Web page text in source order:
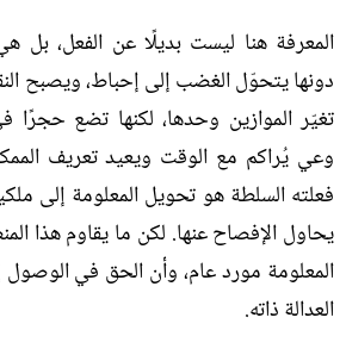
المعرفة هنا ليست بديلًا عن الفعل،
دونها يتحوّل الغضب إلى إحباط، ويصبح
تغيّر الموازين وحدها، لكنها تضع
وعي يُراكم مع الوقت ويعيد تعريف
فعلته السلطة هو تحويل المعلومة إلى
يحاول الإفصاح عنها. لكن ما يقاوم هذا
المعلومة مورد عام، وأن الحق في
العدالة ذاته.